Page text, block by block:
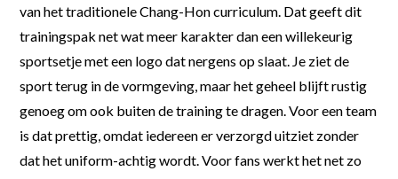
van het traditionele Chang-Hon curriculum. Dat geeft dit
trainingspak net wat meer karakter dan een willekeurig
sportsetje met een logo dat nergens op slaat. Je ziet de
sport terug in de vormgeving, maar het geheel blijft rustig
genoeg om ook buiten de training te dragen. Voor een team
is dat prettig, omdat iedereen er verzorgd uitziet zonder
dat het uniform-achtig wordt. Voor fans werkt het net zo